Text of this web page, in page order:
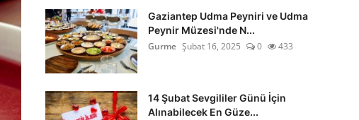
Gaziantep Udma Peyniri ve Udma
Peynir Müzesi'nde N...
Gurme Şubat 16, 2025 0 433
14 Şubat Sevgililer Günü İçin
Alınabilecek En Güze...